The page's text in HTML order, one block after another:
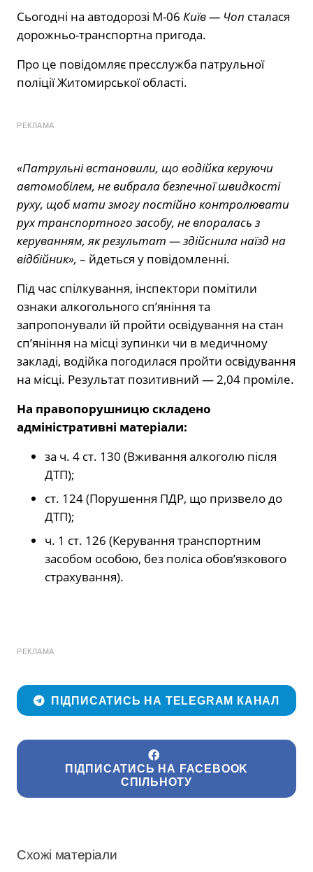
Сьогодні на автодорозі М-06 Київ — Чоп сталася
дорожньо-транспортна пригода.
Про це повідомляє пресслужба патрульної
поліції Житомирської області.
РЕКЛАМА
«Патрульні встановили, що водійка керуючи
автомобілем, не вибрала безпечної швидкості
руху, щоб мати змогу постійно контролювати
рух транспортного засобу, не впоралась з
керуванням, як результат — здійснила наїзд на
відбійник», – йдеться у повідомленні.
Під час спілкування, інспектори помітили
ознаки алкогольного сп’яніння та
запропонували їй пройти освідування на стан
сп’яніння на місці зупинки чи в медичному
закладі, водійка погодилася пройти освідування
на місці. Результат позитивний — 2,04 проміле.
На правопорушницю складено
адміністративні матеріали:
за ч. 4 ст. 130 (Вживання алкоголю після
ДТП);
ст. 124 (Порушення ПДР, що призвело до
ДТП);
ч. 1 ст. 126 (Керування транспортним
засобом особою, без поліса обов’язкового
страхування).
РЕКЛАМА
ПІДПИСАТИСЬ НА TELEGRAM КАНАЛ
ПІДПИСАТИСЬ НА FACEBOOK
СПІЛЬНОТУ
Схожі матеріали